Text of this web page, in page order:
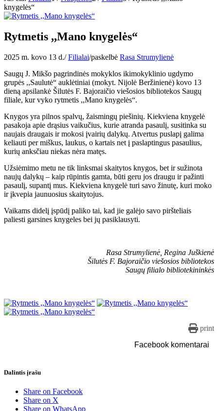
knygelės“
Rytmetis ,,Mano knygelės“
2025 m. kovo 13 d./ Filialai/paskelbė Rasa Strumylienė
Saugų J. Mikšo pagrindinės mokyklos ikimokyklinio ugdymo
grupės ,,Saulutė“ auklėtiniai (mokyt. Nijolė Beržinienė) kovo 13
dieną apsilankė Šilutės F. Bajoraičio viešosios bibliotekos Saugų
filiale, kur vyko rytmetis ,,Mano knygelės“.
Knygos yra pilnos spalvų, žaismingų piešinių. Kiekviena knygelė
pasakoja apie drąsius vaikučius, kurie atranda pasaulį, susitinka su
naujais draugais ir mokosi įvairių dalykų. Atvertus puslapį galima
keliauti per miškus, laukus, o kartais net į paslaptingus pasaulius,
kurių anksčiau niekas nėra matęs.
Užsiėmimo metu ne tik linksmai skaitytos knygos, bet ir sužinota
naujų dalykų – kaip rūpintis gamta, būti geru jos draugu ir pažinti
pasaulį, supantį mus. Kiekviena knygelė turi savo žinutę, kuri moko
ir įkvepia jaunuosius skaitytojus.
Vaikams didelį įspūdį paliko tai, kad jie galėjo savo piršteliais
paliesti garsines knygeles bei jų pasiklausyti.
Rasa Strumylienė, Regina Juškienė
Šilutės F. Bajoraičio viešosios bibliotekos
Saugų filialo bibliotekininkės
print
Facebook komentarai
Dalintis įrašu
Share on Facebook
Share on X
Share on WhatsApp